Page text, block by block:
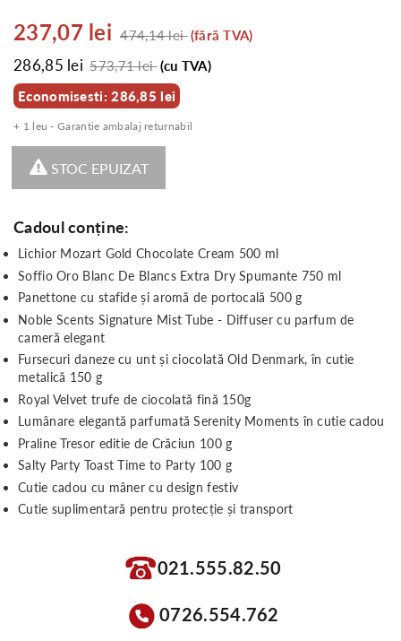
237,07 lei 474,14 lei(fără TVA)
286,85 lei 573,71 lei(cu TVA)
Economisesti: 286,85 lei
+ 1 leu - Garantie ambalaj returnabil
STOC EPUIZAT
Cadoul conține:
Lichior Mozart Gold Chocolate Cream 500 ml
Soffio Oro Blanc De Blancs Extra Dry Spumante 750 ml
Panettone cu stafide și aromă de portocală 500 g
Noble Scents Signature Mist Tube - Diffuser cu parfum de
cameră elegant
Fursecuri daneze cu unt și ciocolată Old Denmark, în cutie
metalică 150 g
Royal Velvet trufe de ciocolată fină 150g
Lumânare elegantă parfumată Serenity Moments în cutie cadou
Praline Tresor editie de Crăciun 100 g
Salty Party Toast Time to Party 100 g
Cutie cadou cu mâner cu design festiv
Cutie suplimentară pentru protecție și transport
021.555.82.50
0726.554.762